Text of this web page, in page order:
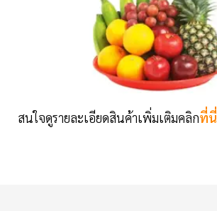
สนใจดูรายละเอียดสินค้าเพิ่มเติมคลิกที่นี่